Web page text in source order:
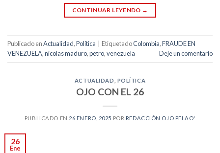
CONTINUAR LEYENDO →
Publicado enActualidad,Política EtiquetadoColombia,FRAUDE EN
VENEZUELA,nicolas maduro,petro,venezuela Deje un comentario
ACTUALIDAD POLÍTICA
OJO CON EL 26
PUBLICADO EN 26 ENERO, 2025 POR REDACCIÓN OJO PELAO'
26
Ene